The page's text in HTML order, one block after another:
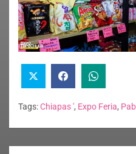
Tags:Chiapas ', Expo Feria,